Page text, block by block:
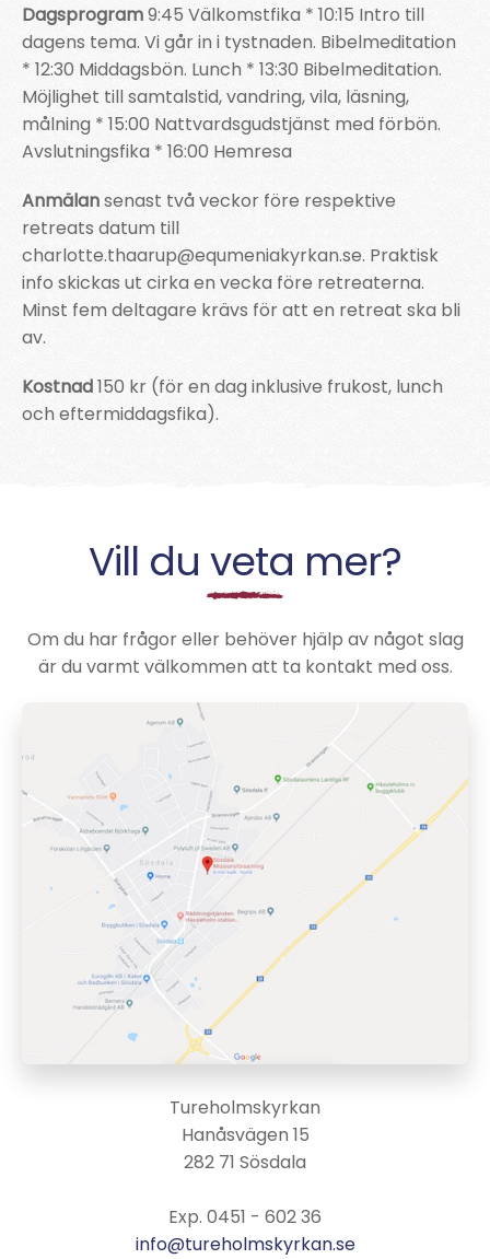
Dagsprogram9:45 Välkomstfika * 10:15 Intro till
dagens tema. Vi går in i tystnaden. Bibelmeditation
* 12:30 Middagsbön. Lunch * 13:30 Bibelmeditation.
Möjlighet till samtalstid, vandring, vila, läsning,
målning * 15:00 Nattvardsgudstjänst med förbön.
Avslutningsfika * 16:00 Hemresa
Anmälansenast två veckor före respektive
retreats datum till
charlotte.thaarup@equmeniakyrkan.se. Praktisk
info skickas ut cirka en vecka före retreaterna.
Minst fem deltagare krävs för att en retreat ska bli
av.
Kostnad150 kr (för en dag inklusive frukost, lunch
och eftermiddagsfika).
Vill du veta mer?
Om du har frågor eller behöver hjälp av något slag
är du varmt välkommen att ta kontakt med oss.
Tureholmskyrkan
Hanåsvägen 15
282 71 Sösdala
Exp. 0451 - 602 36
info@tureholmskyrkan.se